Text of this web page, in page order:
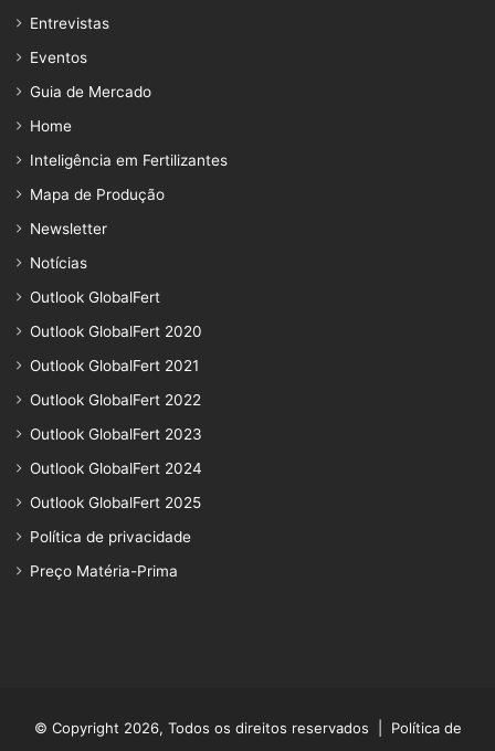
Entrevistas
Eventos
Guia de Mercado
Home
Inteligência em Fertilizantes
Mapa de Produção
Newsletter
Notícias
Outlook GlobalFert
Outlook GlobalFert 2020
Outlook GlobalFert 2021
Outlook GlobalFert 2022
Outlook GlobalFert 2023
Outlook GlobalFert 2024
Outlook GlobalFert 2025
Política de privacidade
Preço Matéria-Prima
© Copyright 2026, Todos os direitos reservados | Política de